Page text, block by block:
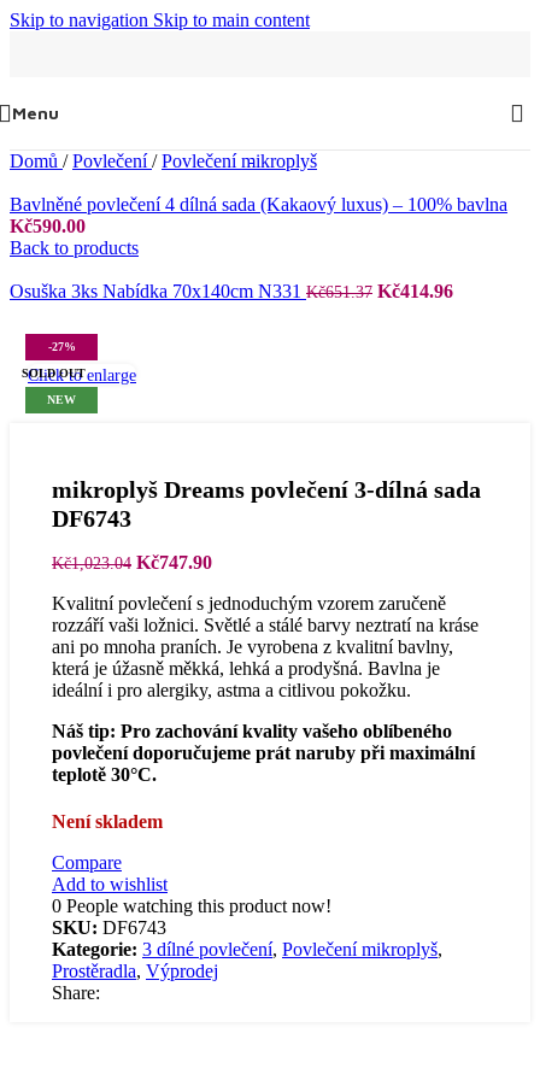
Skip to navigation Skip to main content
Menu
Domů / Povlečení/ Povlečení mikroplyš
Bavlněné povlečení 4 dílná sada (Kakaový luxus) – 100% bavlna
Kč590.00
Back to products
Osuška 3ks Nabídka 70x140cm N331 Kč651.37 Původní
Kč414.96Aktuální
-27%
SOLD OUT
NEW
Click to enlarge
mikroplyš Dreams povlečení 3-dílná sada
DF6743
Kč1,023.04 Původní
byla:
Kč1,023.04.
Kč747.90Aktuální
je:
Kč747.90.
Kvalitní povlečení s jednoduchým vzorem zaručeně
rozzáří vaši ložnici. Světlé a stálé barvy neztratí na kráse
ani po mnoha praních. Je vyrobena z kvalitní bavlny,
která je úžasně měkká, lehká a prodyšná. Bavlna je
ideální i pro alergiky, astma a citlivou pokožku.
Náš tip: Pro zachování kvality vašeho oblíbeného
povlečení doporučujeme prát naruby při maximální
teplotě 30°C.
Není skladem
Compare
Add to wishlist
0 People watching this product now!
SKU: DF6743
Kategorie: 3 dílné povlečení, Povlečení mikroplyš,
Prostěradla, Výprodej
Share: